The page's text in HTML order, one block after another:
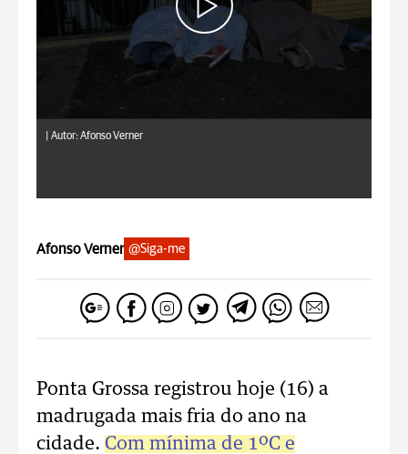
Autor: Afonso Verner
Afonso Verner @Siga-me
Ponta Grossa registrou hoje (16) a
madrugada mais fria do ano na
cidade. Com mínima de 1ºC e